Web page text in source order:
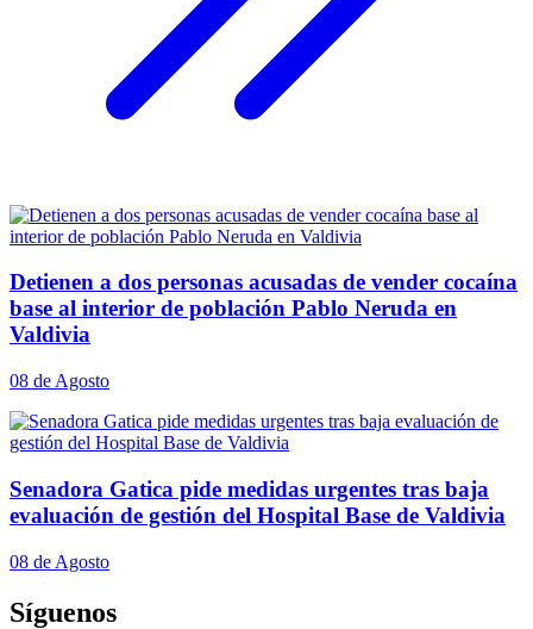
Detienen a dos personas acusadas de vender cocaína
base al interior de población Pablo Neruda en
Valdivia
08 de Agosto
Senadora Gatica pide medidas urgentes tras baja
evaluación de gestión del Hospital Base de Valdivia
08 de Agosto
Síguenos